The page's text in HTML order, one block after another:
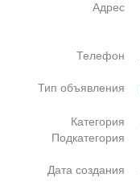
Адрес
Телефон
Тип объявления
Категория
Подкатегория
Дата создания